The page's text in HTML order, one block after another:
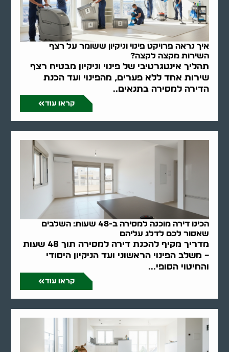
איך נראה פרויקט פינוי וניקיון ששומר על רצף
השירות מקצה לקצה?
תהליך אינטגרטיבי של פינוי וניקיון מבטיח רצף
שירות אחד ללא פערים, מהפינוי ועד הכנת
הדירה למסירה בתנאים..
קראו עוד
הכינו דירה מוכנה למסירה ב-48 שעות: השלבים
שאסור לכם לדלג עליהם
מדריך מקיף להכנת דירה למסירה תוך 48 שעות
– משלב הפינוי הראשוני ועד הניקיון היסודי
והחיטוי הסופי...
קראו עוד